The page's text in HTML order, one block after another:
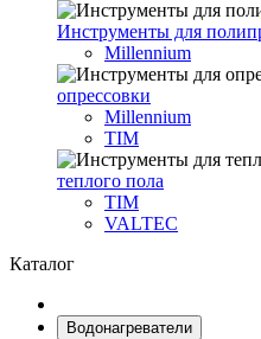
Инструменты для
Millennium
опрессовки
Millennium
TIM
теплого пола
TIM
VALTEC
Каталог
Водонагреватели